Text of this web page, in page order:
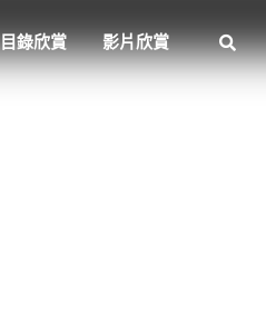
目錄欣賞 影片欣賞